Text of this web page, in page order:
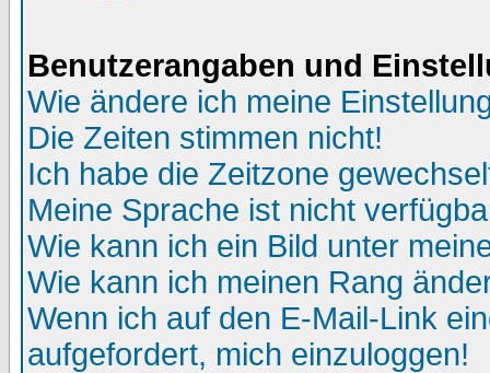
Benutzerangaben und
Wie ändere ich meine
Die Zeiten stimmen nicht!
Ich habe die Zeitzone
Meine Sprache ist nicht
Wie kann ich ein Bild unter
Wie kann ich meinen Rang
Wenn ich auf den E-Mail-Link
aufgefordert, mich einzuloggen!